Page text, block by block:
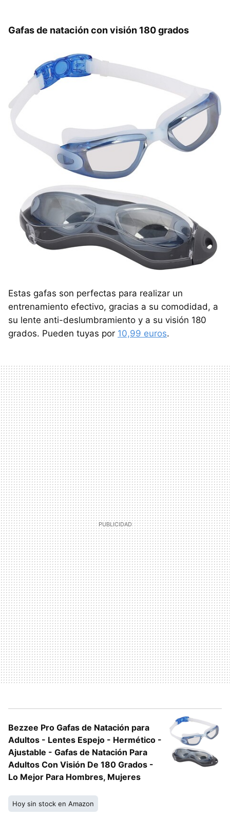
Gafas de natación con visión 180 grados
Estas gafas son perfectas para realizar un
entrenamiento efectivo, gracias a su comodidad, a
su lente anti-deslumbramiento y a su visión 180
grados. Pueden tuyas por 10,99 euros.
Bezzee Pro Gafas de Natación para
Adultos - Lentes Espejo - Hermético -
Ajustable - Gafas de Natación Para
Adultos Con Visión De 180 Grados -
Lo Mejor Para Hombres, Mujeres
Hoy sin stock en Amazon